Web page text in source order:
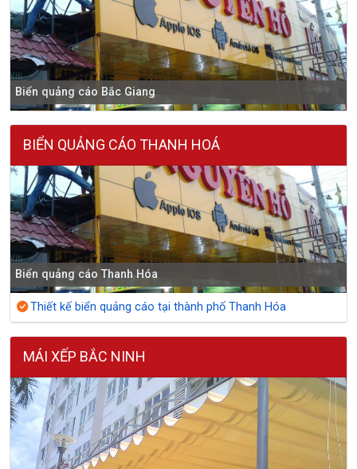
Biển quảng cáo Bắc Giang
BIỂN QUẢNG CÁO THANH HOÁ
Biển quảng cáo Thanh Hóa
Thiết kế biển quảng cáo tại thành phố Thanh Hóa
MÁI XẾP BẮC NINH